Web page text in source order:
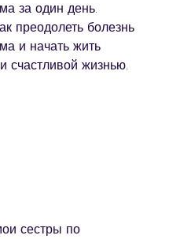
за один день.
преодолеть болезнь
и начать жить
счастливой жизнью.
сестры по